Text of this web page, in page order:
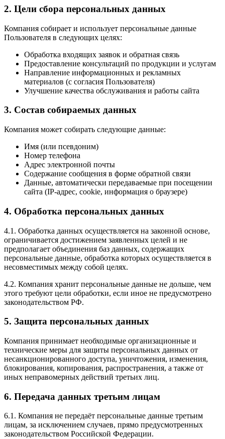
2. Цели сбора персональных данных
Компания собирает и использует персональные данные
Пользователя в следующих целях:
Обработка входящих заявок и обратная связь
Предоставление консультаций по продукции и услугам
Направление информационных и рекламных
материалов (с согласия Пользователя)
Улучшение качества обслуживания и работы сайта
3. Состав собираемых данных
Компания может собирать следующие данные:
Имя (или псевдоним)
Номер телефона
Адрес электронной почты
Содержание сообщения в форме обратной связи
Данные, автоматически передаваемые при посещении
сайта (IP-адрес, cookie, информация о браузере)
4. Обработка персональных данных
4.1. Обработка данных осуществляется на законной основе,
ограничивается достижением заявленных целей и не
предполагает объединения баз данных, содержащих
персональные данные, обработка которых осуществляется в
несовместимых между собой целях.
4.2. Компания хранит персональные данные не дольше, чем
этого требуют цели обработки, если иное не предусмотрено
законодательством РФ.
5. Защита персональных данных
Компания принимает необходимые организационные и
технические меры для защиты персональных данных от
несанкционированного доступа, уничтожения, изменения,
блокирования, копирования, распространения, а также от
иных неправомерных действий третьих лиц.
6. Передача данных третьим лицам
6.1. Компания не передаёт персональные данные третьим
лицам, за исключением случаев, прямо предусмотренных
законодательством Российской Федерации.